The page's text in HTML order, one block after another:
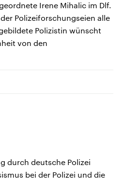
Irene Mihalic im Dlf.
Polizeiforschungseien alle
Polizistin wünscht
von den
durch deutsche Polizei
bei der Polizei und die